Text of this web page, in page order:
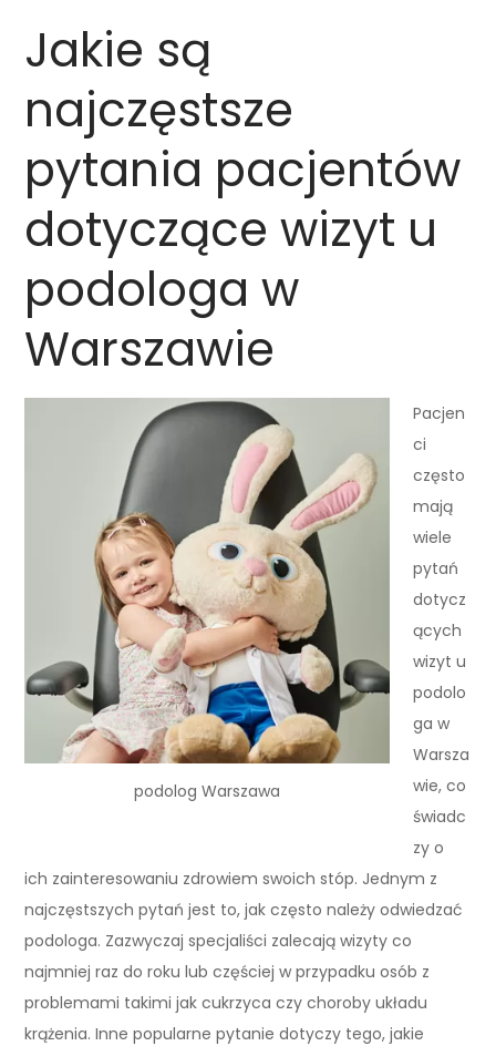
Jakie są
najczęstsze
pytania pacjentów
dotyczące wizyt u
podologa w
Warszawie
podolog Warszawa
Pacjen
ci
często
mają
wiele
pytań
dotycz
ących
wizyt u
podolo
ga w
Warsza
wie, co
świadc
zy o
ich zainteresowaniu zdrowiem swoich stóp. Jednym z
najczęstszych pytań jest to, jak często należy odwiedzać
podologa. Zazwyczaj specjaliści zalecają wizyty co
najmniej raz do roku lub częściej w przypadku osób z
problemami takimi jak cukrzyca czy choroby układu
krążenia. Inne popularne pytanie dotyczy tego, jakie